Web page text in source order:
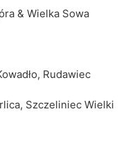
& Wielka Sowa
Rudawiec
Szczeliniec Wielki
& Wielka Sowa
Rudawiec